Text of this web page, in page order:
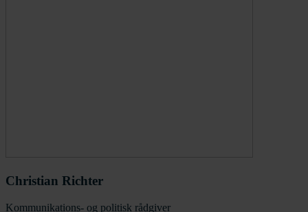
Christian Richter
Kommunikations- og politisk rådgiver